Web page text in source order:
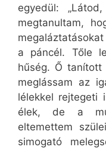
egyedül:
megtanultam,
a páncél. Tőle
hűség. Ő tanított
meglássam az
lélekkel rejtegeti
élek, de a
eltemettem
simogató